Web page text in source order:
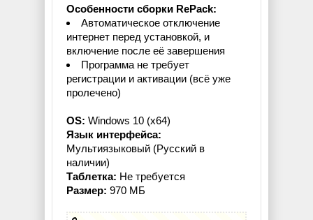
Особенности сборки RePack:
Автоматическое отключение
интернет перед установкой, и
включение после её завершения
Программа не требует
регистрации и активации (всё уже
пролечено)
OS: Windows 10 (x64)
Язык интерфейса:
Мультиязыковый (Русский в
наличии)
Таблетка: Не требуется
Размер: 970 МБ